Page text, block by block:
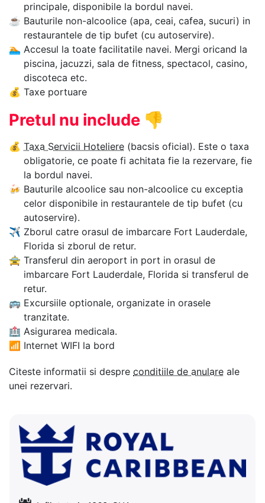
principale, disponibile la bordul navei.
☕ Bauturile non-alcoolice (apa, ceai, cafea, sucuri) in
restaurantele de tip bufet (cu autoservire).
🏊‍ Accesul la toate facilitatile navei. Mergi oricand la
piscina, jacuzzi, sala de fitness, spectacol, casino,
discoteca etc.
💰 Taxe portuare
Pretul nu include 👎
💰 Taxa Servicii Hoteliere (bacsis oficial). Este o taxa
obligatorie, ce poate fi achitata fie la rezervare, fie
la bordul navei.
🍻 Bauturile alcoolice sau non-alcoolice cu exceptia
celor disponibile in restaurantele de tip bufet (cu
autoservire).
✈ Zborul catre orasul de imbarcare Fort Lauderdale,
Florida si zborul de retur.
🚖 Transferul din aeroport in port in orasul de
imbarcare Fort Lauderdale, Florida si transferul de
retur.
🚌 Excursiile optionale, organizate in orasele
tranzitate.
🏥 Asigurarea medicala.
📶 Internet WIFI la bord
Citeste informatii si despre conditiile de anulare ale
unei rezervari.